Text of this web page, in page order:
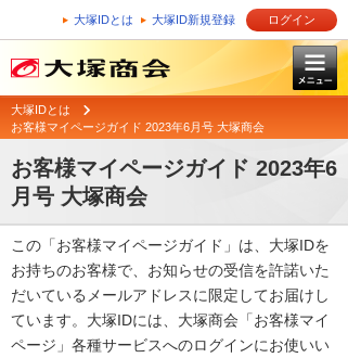
大塚IDとは 大塚ID新規登録 ログイン
大塚IDとは
お客様マイページガイド 2023年6月号 大塚商会
お客様マイページガイド 2023年6
月号 大塚商会
この「お客様マイページガイド」は、大塚IDを
お持ちのお客様で、お知らせの受信を許諾いた
だいているメールアドレスに限定してお届けし
ています。大塚IDには、大塚商会「お客様マイ
ページ」各種サービスへのログインにお使いい